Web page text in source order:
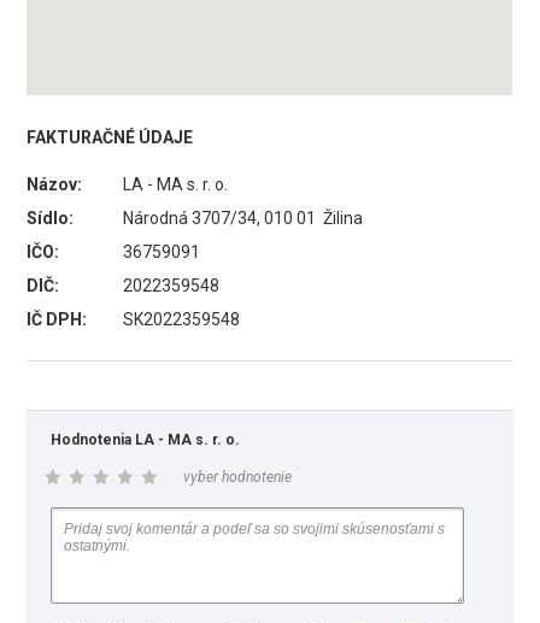
FAKTURAČNÉ ÚDAJE
Názov:
LA - MA s. r. o.
Sídlo:
Národná 3707/34, 010 01 Žilina
IČO:
36759091
DIČ:
2022359548
IČ DPH:
SK2022359548
Hodnotenia LA - MA s. r. o.
vyber hodnotenie